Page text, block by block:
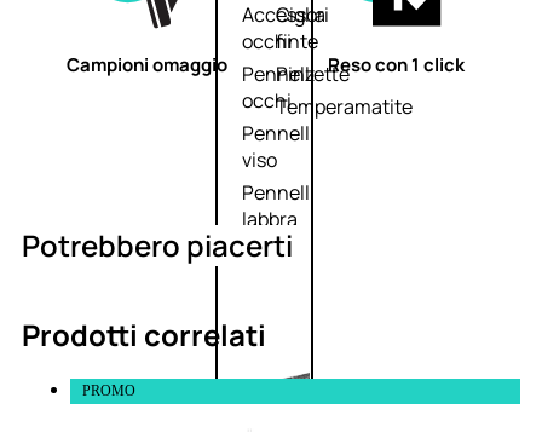
Accessori
occhi
Pennelli
occhi
Pennelli
viso
Pennelli
labbra
Ciglia
finte
Pinzette
Temperamatite
Campioni omaggio Reso con 1 click
Potrebbero piacerti
Prodotti correlati
PROMO